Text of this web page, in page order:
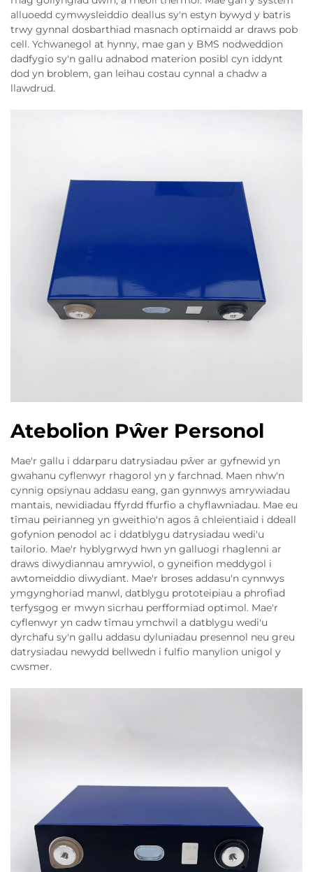
alluoedd cymwysleiddio deallus sy'n estyn bywyd y batris
trwy gynnal dosbarthiad masnach optimaidd ar draws pob
cell. Ychwanegol at hynny, mae gan y BMS nodweddion
dadfygio sy'n gallu adnabod materion posibl cyn iddynt
dod yn broblem, gan leihau costau cynnal a chadw a
llawdrud.
Atebolion Pŵer Personol
Mae'r gallu i ddarparu datrysiadau pŵer ar gyfnewid yn
gwahanu cyflenwyr rhagorol yn y farchnad. Maen nhw'n
cynnig opsiynau addasu eang, gan gynnwys amrywiadau
mantais, newidiadau ffyrdd ffurfio a chyflawniadau. Mae eu
tîmau peirianneg yn gweithio'n agos â chleientiaid i ddeall
gofynion penodol ac i ddatblygu datrysiadau wedi'u
tailorio. Mae'r hyblygrwyd hwn yn galluogi rhaglenni ar
draws diwydiannau amrywiol, o gyneifion meddygol i
awtomeiddio diwydiant. Mae'r broses addasu'n cynnwys
ymgynghoriad manwl, datblygu prototeipiau a phrofiad
terfysgog er mwyn sicrhau perfformiad optimol. Mae'r
cyflenwyr yn cadw tîmau ymchwil a datblygu wedi'u
dyrchafu sy'n gallu addasu dyluniadau presennol neu greu
datrysiadau newydd bellwedn i fulfio manylion unigol y
cwsmer.